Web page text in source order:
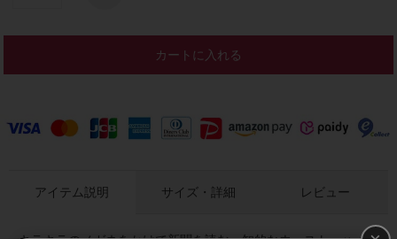
カートに入れる
アイテム説明 サイズ・詳細 レビュー